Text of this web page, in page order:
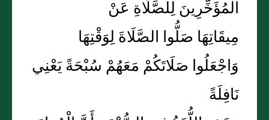
الْمُؤَخِّرِينَ لِلصَّلَاةِ عَنْ
مِيقَاتِهَا صَلُّوا الصَّلَاةَ لِوَقْتِهَا
وَاجْعَلُوا صَلَاتَكُمْ مَعَهُمْ سُبْحَةً يَعْنِي
نَافِلَةً